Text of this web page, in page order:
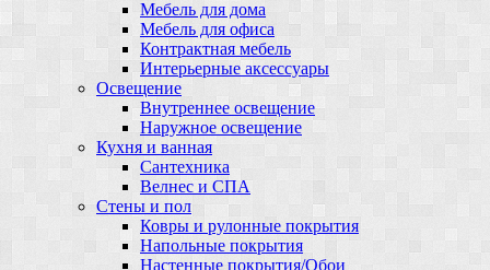
Мебель для дома
Мебель для офиса
Контрактная мебель
Интерьерные аксессуары
Освещение
Внутреннее освещение
Наружное освещение
Кухня и ванная
Сантехника
Велнес и СПА
Стены и пол
Ковры и рулонные покрытия
Напольные покрытия
Настенные покрытия/Обои